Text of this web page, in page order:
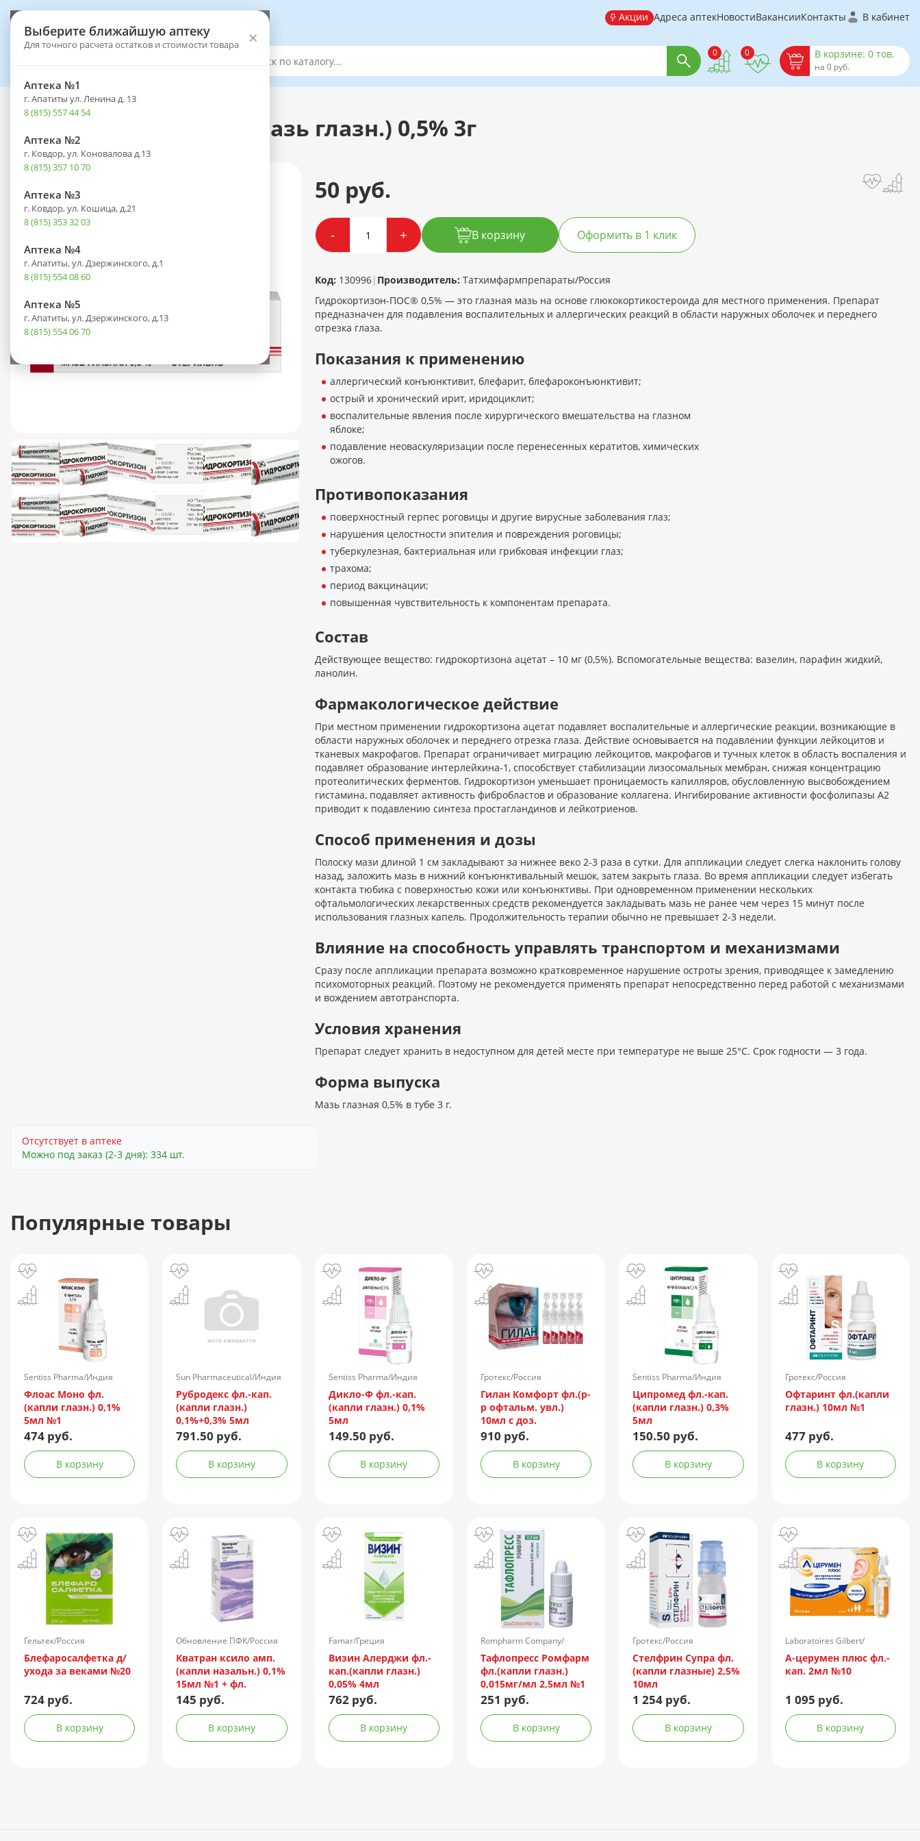
Выберите ближайшую аптеку
Для точного расчета остатков и стоимости товара ×
Аптека №1
г. Апатиты ул. Ленина д. 13
8 (815) 557 44 54
Аптека №2
г. Ковдор, ул. Коновалова д.13
8 (815) 357 10 70
Аптека №3
г. Ковдор, ул. Кошица, д.21
8 (815) 353 32 03
Аптека №4
г. Апатиты, ул. Дзержинского, д.1
8 (815) 554 08 60
Аптека №5
г. Апатиты, ул. Дзержинского, д.13
8 (815) 554 06 70
Акции Адреса аптекНовостиВакансииКонтакты В кабинет
0 0 В корзине: 0 тов.
на 0 руб.
Каталог - Оптика - Офтальмологические средства
Гидрокортизон туба(мазь глазн.) 0,5% 3г
50 руб.
- + В корзину Оформить в 1 клик
Код: 130996| Производитель: Татхимфармпрепараты/Россия
Гидрокортизон-ПОС® 0,5% — это глазная мазь на основе глюкокортикостероида для местного применения. Препарат
предназначен для подавления воспалительных и аллергических реакций в области наружных оболочек и переднего
отрезка глаза.
Показания к применению
аллергический конъюнктивит, блефарит, блефароконъюнктивит;
острый и хронический ирит, иридоциклит;
воспалительные явления после хирургического вмешательства на глазном
яблоке;
подавление неоваскуляризации после перенесенных кератитов, химических
ожогов.
Противопоказания
поверхностный герпес роговицы и другие вирусные заболевания глаз;
нарушения целостности эпителия и повреждения роговицы;
туберкулезная, бактериальная или грибковая инфекции глаз;
трахома;
период вакцинации;
повышенная чувствительность к компонентам препарата.
Состав
Действующее вещество: гидрокортизона ацетат – 10 мг (0,5%). Вспомогательные вещества: вазелин, парафин жидкий,
ланолин.
Фармакологическое действие
При местном применении гидрокортизона ацетат подавляет воспалительные и аллергические реакции, возникающие в
области наружных оболочек и переднего отрезка глаза. Действие основывается на подавлении функции лейкоцитов и
тканевых макрофагов. Препарат ограничивает миграцию лейкоцитов, макрофагов и тучных клеток в область воспаления и
подавляет образование интерлейкина-1, способствует стабилизации лизосомальных мембран, снижая концентрацию
протеолитических ферментов. Гидрокортизон уменьшает проницаемость капилляров, обусловленную высвобождением
гистамина, подавляет активность фибробластов и образование коллагена. Ингибирование активности фосфолипазы А2
приводит к подавлению синтеза простагландинов и лейкотриенов.
Способ применения и дозы
Полоску мази длиной 1 см закладывают за нижнее веко 2-3 раза в сутки. Для аппликации следует слегка наклонить голову
назад, заложить мазь в нижний конъюнктивальный мешок, затем закрыть глаза. Во время аппликации следует избегать
контакта тюбика с поверхностью кожи или конъюнктивы. При одновременном применении нескольких
офтальмологических лекарственных средств рекомендуется закладывать мазь не ранее чем через 15 минут после
использования глазных капель. Продолжительность терапии обычно не превышает 2-3 недели.
Влияние на способность управлять транспортом и механизмами
Сразу после аппликации препарата возможно кратковременное нарушение остроты зрения, приводящее к замедлению
психомоторных реакций. Поэтому не рекомендуется применять препарат непосредственно перед работой с механизмами
и вождением автотранспорта.
Условия хранения
Препарат следует хранить в недоступном для детей месте при температуре не выше 25°C. Срок годности — 3 года.
Форма выпуска
Мазь глазная 0,5% в тубе 3 г.
Отсутствует в аптеке
Можно под заказ (2-3 дня): 334 шт.
Популярные товары
Sentiss Pharma/Индия
Флоас Моно фл.
(капли глазн.) 0,1%
5мл №1
474 руб.
В корзину
Sun Pharmaceutical/Индия
Рубродекс фл.-кап.
(капли глазн.)
0,1%+0,3% 5мл
791.50 руб.
В корзину
Sentiss Pharma/Индия
Дикло-Ф фл.-кап.
(капли глазн.) 0,1%
5мл
149.50 руб.
В корзину
Гротекс/Россия
Гилан Комфорт фл.(р-
р офтальм. увл.)
10мл с доз.
910 руб.
В корзину
Sentiss Pharma/Индия
Ципромед фл.-кап.
(капли глазн.) 0,3%
5мл
150.50 руб.
В корзину
Гротекс/Россия
Офтаринт фл.(капли
глазн.) 10мл №1
477 руб.
В корзину
Гельтек/Россия
Блефаросалфетка д/
ухода за веками №20
724 руб.
В корзину
Обновление ПФК/Россия
Кватран ксило амп.
(капли назальн.) 0,1%
15мл №1 + фл.
145 руб.
В корзину
Famar/Греция
Визин Алерджи фл.-
кап.(капли глазн.)
0,05% 4мл
762 руб.
В корзину
Rompharm Company/
Румыния
Тафлопресс Ромфарм
фл.(капли глазн.)
0,015мг/мл 2,5мл №1
пач.карт.
251 руб.
В корзину
Гротекс/Россия
Стелфрин Супра фл.
(капли глазные) 2,5%
10мл
1 254 руб.
В корзину
Laboratoires Gilbert/
Франция
А-церумен плюс фл.-
кап. 2мл №10
1 095 руб.
В корзину